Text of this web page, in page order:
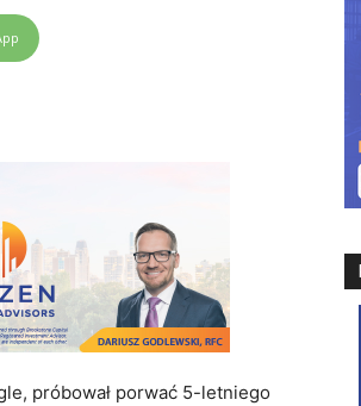
próbował porwać 5-letniego